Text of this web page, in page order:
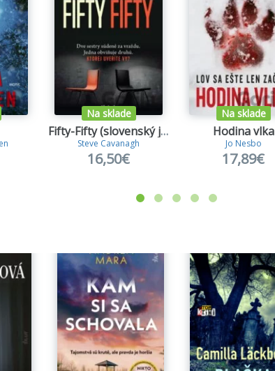
Na sklade
Fifty-Fifty (slovenský jazyk)
Steve Cavanagh
16,50€
Na sklade
Hodina vlka
Jo Nesbo
17,89€